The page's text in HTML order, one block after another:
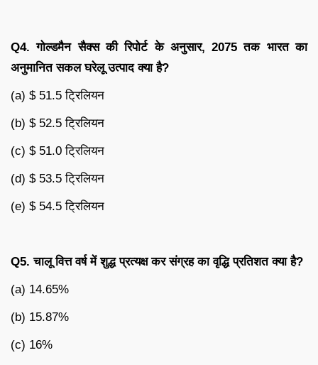
Q4.गोल्डमैन सैक्स की रिपोर्ट के अनुसार, 2075 तक भारत का
अनुमानित सकल घरेलू उत्पाद क्या है?
(a) $ 51.5 ट्रिलियन
(b) $ 52.5 ट्रिलियन
(c) $ 51.0 ट्रिलियन
(d) $ 53.5 ट्रिलियन
(e) $ 54.5 ट्रिलियन
Q5.चालू वित्त वर्ष में शुद्ध प्रत्यक्ष कर संग्रह का वृद्धि प्रतिशत क्या है?
(a) 14.65%
(b) 15.87%
(c) 16%